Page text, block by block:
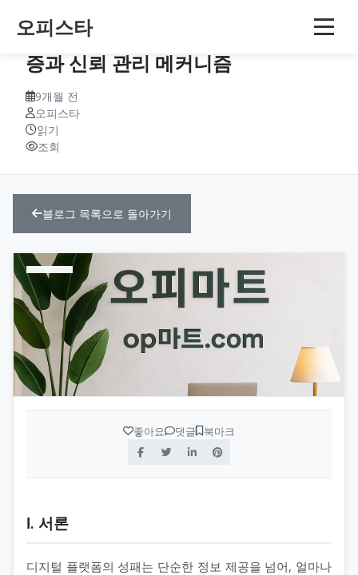
오피스타
오피스타의 데이터 투명성 – 후기 검
증과 신뢰 관리 메커니즘
9개월 전
오피스타
읽기
조회
블로그 목록으로 돌아가기
좋아요 댓글 북마크
Ⅰ. 서론
디지털 플랫폼의 성패는 단순한 정보 제공을 넘어, 얼마나